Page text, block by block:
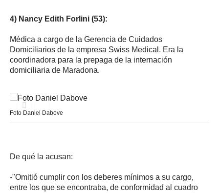
4) Nancy Edith Forlini (53):
Médica a cargo de la Gerencia de Cuidados
Domiciliarios de la empresa Swiss Medical. Era la
coordinadora para la prepaga de la internación
domiciliaria de Maradona.
Foto Daniel Dabove
De qué la acusan:
-"Omitió cumplir con los deberes mínimos a su cargo,
entre los que se encontraba, de conformidad al cuadro